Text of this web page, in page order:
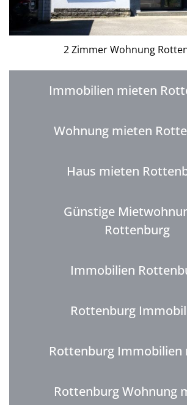
2 Zimmer Wohnung
Immobilien mieten
Wohnung mieten
Haus mieten
Günstige
Rottenburg
Immobilien
Rottenburg
Rottenburg Immobilien
Rottenburg Wohnung